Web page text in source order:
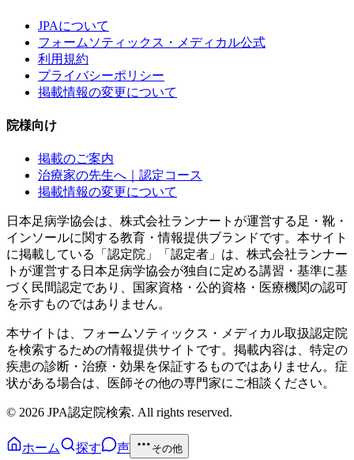
JPAについて
フォームソティックス・メディカル公式
利用規約
プライバシーポリシー
掲載情報の変更について
院様向け
掲載のご案内
治療家の先生へ｜認定コース
掲載情報の変更について
日本足病学協会は、株式会社ランナートが運営する足・靴・
インソールに関する教育・情報提供ブランドです。本サイト
に掲載している「認定院」「認定者」は、株式会社ランナー
トが運営する日本足病学協会が独自に定める講習・基準に基
づく民間認定であり、国家資格・公的資格・医療機関の認可
を示すものではありません。
本サイトは、フォームソティックス・メディカル取扱認定院
を検索するための情報提供サイトです。掲載内容は、特定の
疾患の診断・治療・効果を保証するものではありません。症
状がある場合は、医師その他の専門家にご相談ください。
© 2026 JPA認定院検索. All rights reserved.
ホーム 探す 声 その他